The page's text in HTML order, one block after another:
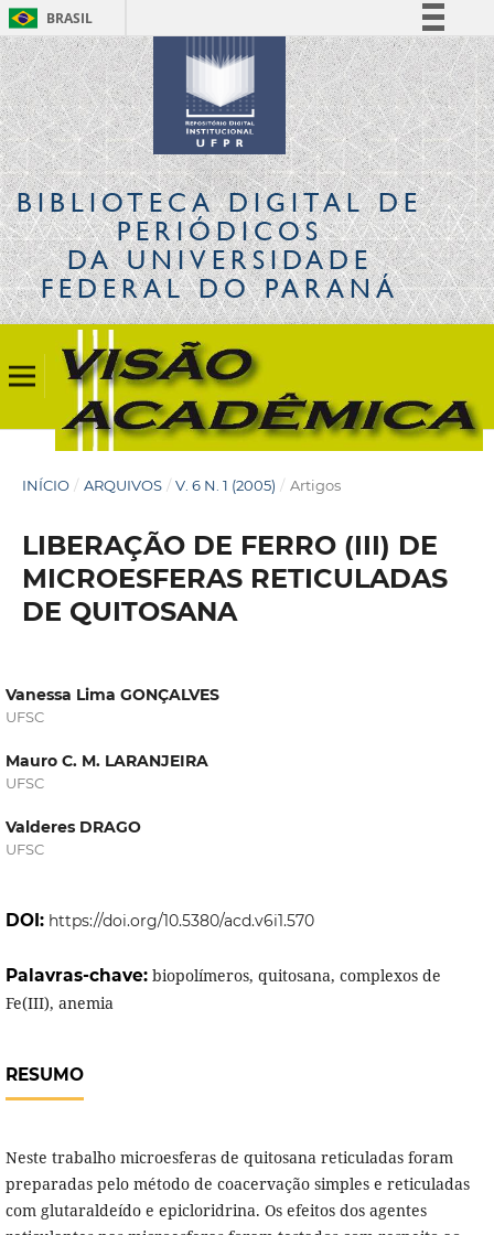
BRASIL
Simplifique!
Comunica BR
Participe
Acesso à informação
Legislação
Canais
BIBLIOTECA DIGITALDE
PERIÓDICOS
DA UNIVERSIDADE
FEDERAL DO PARANÁ
INÍCIO / ARQUIVOS / V. 6 N. 1 (2005) / Artigos
LIBERAÇÃO DE FERRO (III) DE
MICROESFERAS RETICULADAS
DE QUITOSANA
Vanessa Lima GONÇALVES
UFSC
Mauro C. M. LARANJEIRA
UFSC
Valderes DRAGO
UFSC
DOI: https://doi.org/10.5380/acd.v6i1.570
Palavras-chave: biopolímeros, quitosana, complexos de
Fe(III), anemia
RESUMO
Neste trabalho microesferas de quitosana reticuladas foram
preparadas pelo método de coacervação simples e reticuladas
com glutaraldeído e epicloridrina. Os efeitos dos agentes